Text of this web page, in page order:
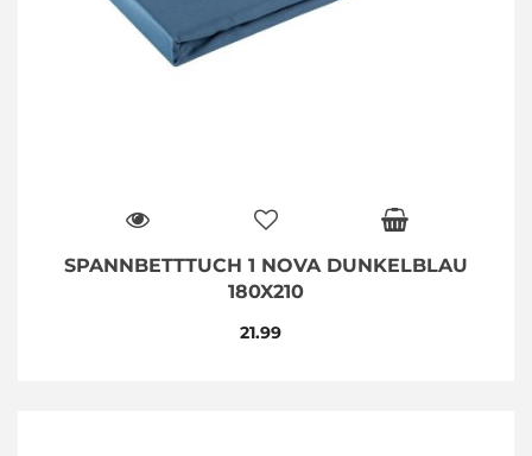
SPANNBETTTUCH 1 NOVA DUNKELBLAU
180X210
21.99